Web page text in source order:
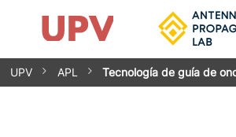
Saltar
El grupo
Investigación
Servicios
Contacto
Actualidad
UPV APL Tecnología de guía de